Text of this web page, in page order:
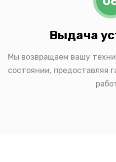
Выдача
Мы возвращаем вашу
состоянии, предоставляя